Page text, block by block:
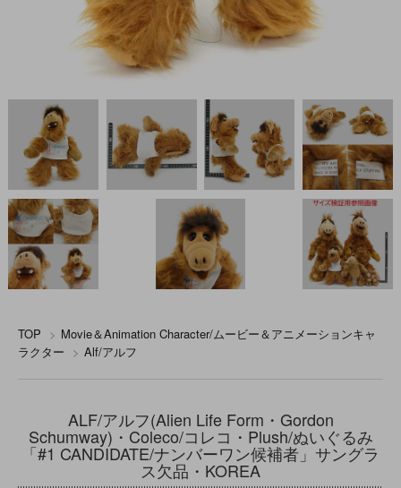
TOP > Movie＆Animation Character/ムービー＆アニメーションキャ
ラクター > Alf/アルフ
ALF/アルフ(Alien Life Form・Gordon
Schumway)・Coleco/コレコ・Plush/ぬいぐるみ
「#1 CANDIDATE/ナンバーワン候補者」サングラ
ス欠品・KOREA